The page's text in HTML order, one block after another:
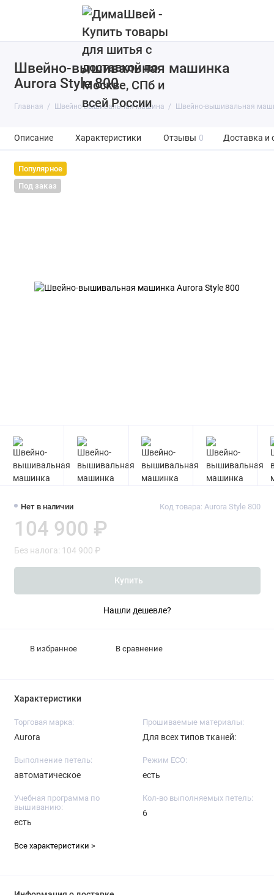
Швейно-вышивальная машинка
Aurora Style 800
Главная Швейно-вышивальная машина Швейно-вышивальная
Описание Характеристики Отзывы 0 Доставка и
Популярное
Под заказ
Нет в наличии Код товара: Aurora Style 800
104 900 ₽
Без налога: 104 900 ₽
Купить
Нашли дешевле?
В избранное В сравнение
Характеристики
Торговая марка:
Aurora
Прошиваемые материалы:
Для всех типов тканей:
Выполнение петель:
автоматическое
Режим ECO:
есть
Учебная программа по
вышиванию:
есть
Кол-во выполняемых петель:
6
Все характеристики >